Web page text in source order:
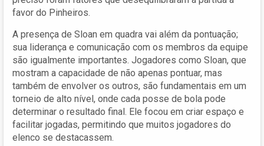
favor do Pinheiros.
A presença de Sloan em quadra vai além da pontuação;
sua liderança e comunicação com os membros da equipe
são igualmente importantes. Jogadores como Sloan, que
mostram a capacidade de não apenas pontuar, mas
também de envolver os outros, são fundamentais em um
torneio de alto nível, onde cada posse de bola pode
determinar o resultado final. Ele focou em criar espaço e
facilitar jogadas, permitindo que muitos jogadores do
elenco se destacassem.